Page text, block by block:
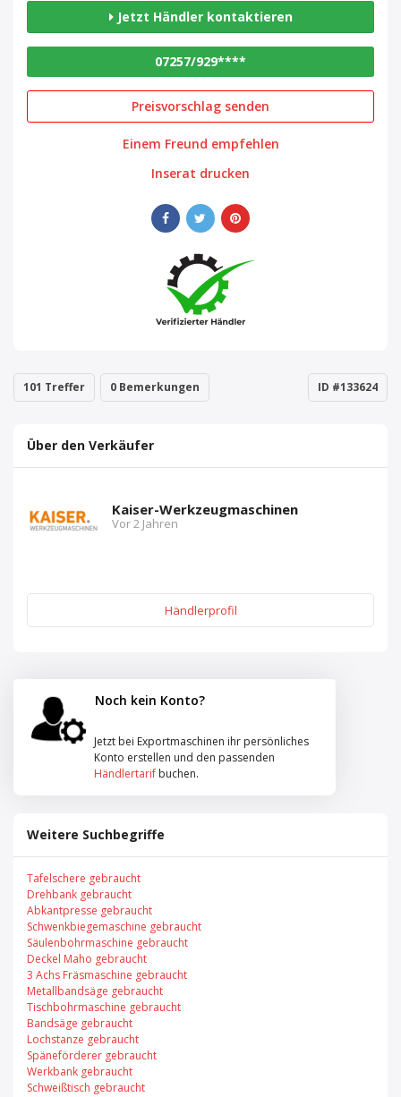
Jetzt Händler kontaktieren
07257/929****
Preisvorschlag senden
Einem Freund empfehlen
Inserat drucken
101 Treffer 0 Bemerkungen ID #133624
Über den Verkäufer
Kaiser-Werkzeugmaschinen
Vor 2 Jahren
Händlerprofil
Noch kein Konto?
Jetzt bei Exportmaschinen ihr persönliches
Konto erstellen und den passenden
Händlertarif buchen.
Weitere Suchbegriffe
Tafelschere gebraucht
Drehbank gebraucht
Abkantpresse gebraucht
Schwenkbiegemaschine gebraucht
Säulenbohrmaschine gebraucht
Deckel Maho gebraucht
3 Achs Fräsmaschine gebraucht
Metallbandsäge gebraucht
Tischbohrmaschine gebraucht
Bandsäge gebraucht
Lochstanze gebraucht
Späneförderer gebraucht
Werkbank gebraucht
Schweißtisch gebraucht